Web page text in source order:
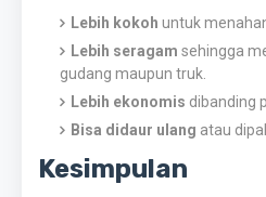
Lebih kokoh untuk
Lebih seragam sehingga
gudang maupun truk.
Lebih ekonomis dibanding
Bisa didaur ulang atau
Kesimpulan